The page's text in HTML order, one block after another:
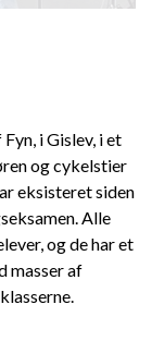
i Gislev, i et
og cykelstier
eksisteret siden
Alle
og de har et
masser af